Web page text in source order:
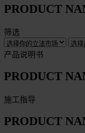
PRODUCT
筛选
产品说明书
PRODUCT
施工指导
PRODUCT